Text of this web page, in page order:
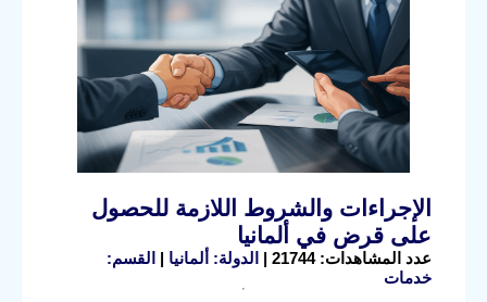
الإجراءات والشروط اللازمة للحصول
على قرض في ألمانيا
عدد المشاهدات: 21744 | الدولة: ألمانيا | القسم:
خدمات